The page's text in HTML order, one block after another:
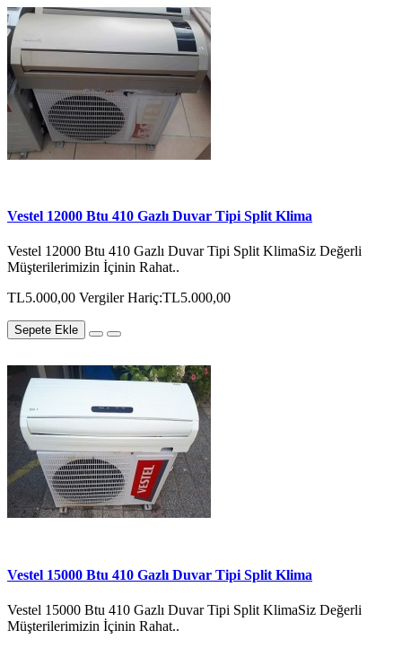
Vestel 12000 Btu 410 Gazlı Duvar Tipi Split Klima
Vestel 12000 Btu 410 Gazlı Duvar Tipi Split KlimaSiz Değerli
Müşterilerimizin İçinin Rahat..
TL5.000,00 Vergiler Hariç:TL5.000,00
Sepete Ekle
Vestel 15000 Btu 410 Gazlı Duvar Tipi Split Klima
Vestel 15000 Btu 410 Gazlı Duvar Tipi Split KlimaSiz Değerli
Müşterilerimizin İçinin Rahat..